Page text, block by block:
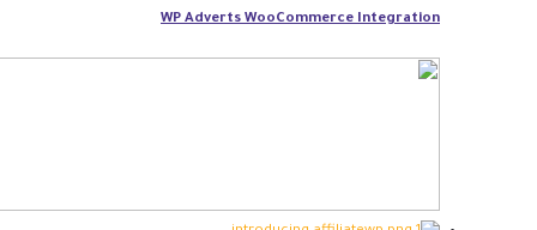
WP Adverts WooCommerce Integration